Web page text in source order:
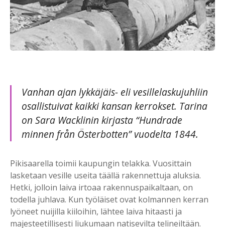
Vanhan ajan lykkäjäis- eli vesillelaskujuhliin
osallistuivat kaikki kansan kerrokset. Tarina
on Sara Wacklinin kirjasta “Hundrade
minnen från Österbotten” vuodelta 1844.
Pikisaarella toimii kaupungin telakka. Vuosittain
lasketaan vesille useita täällä rakennettuja aluksia.
Hetki, jolloin laiva irtoaa rakennuspaikaltaan, on
todella juhlava. Kun työläiset ovat kolmannen kerran
lyöneet nuijilla kiiloihin, lähtee laiva hitaasti ja
majesteetillisesti liukumaan natisevilta telineiltään.